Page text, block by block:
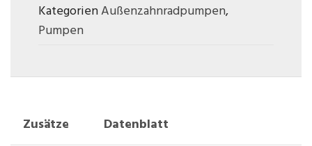
KategorienAußenzahnradpumpen,
Pumpen
Zusätze Datenblatt